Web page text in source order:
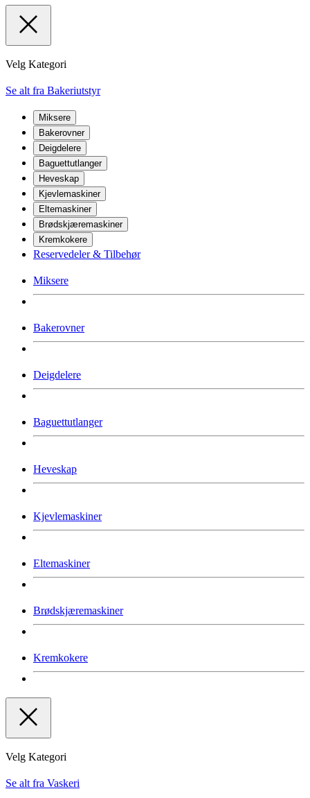
Velg Kategori
Se alt fra Bakeriutstyr
Miksere
Bakerovner
Deigdelere
Baguettutlanger
Heveskap
Kjevlemaskiner
Eltemaskiner
Brødskjæremaskiner
Kremkokere
Reservedeler & Tilbehør
Miksere
Bakerovner
Deigdelere
Baguettutlanger
Heveskap
Kjevlemaskiner
Eltemaskiner
Brødskjæremaskiner
Kremkokere
Velg Kategori
Se alt fra Vaskeri